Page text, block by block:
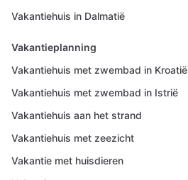
Vakantiehuis in Dalmatië
Vakantieplanning
Vakantiehuis met zwembad in Kroatië
Vakantiehuis met zwembad in Istrië
Vakantiehuis aan het strand
Vakantiehuis met zeezicht
Vakantie met huisdieren